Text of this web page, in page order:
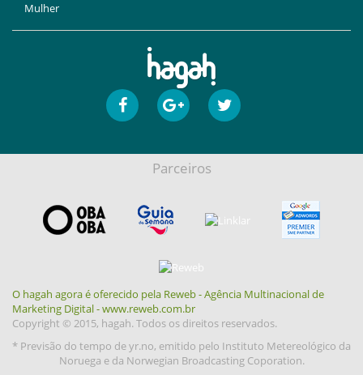
Mulher
Parceiros
O hagah agora é oferecido pela Reweb - Agência Multinacional de
Marketing Digital - www.reweb.com.br
Copyright © 2015, hagah. Todos os direitos reservados.
* Previsão do tempo de yr.no, emitido pelo Instituto Metereológico da
Noruega e da Norwegian Broadcasting Coporation.